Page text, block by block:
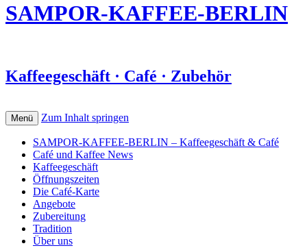
SAMPOR-KAFFEE-BERLIN
Kaffeegeschäft · Café · Zubehör
Menü Zum Inhalt springen
SAMPOR-KAFFEE-BERLIN – Kaffeegeschäft & Café
Café und Kaffee News
Kaffeegeschäft
Öffnungszeiten
Die Café-Karte
Angebote
Zubereitung
Tradition
Über uns